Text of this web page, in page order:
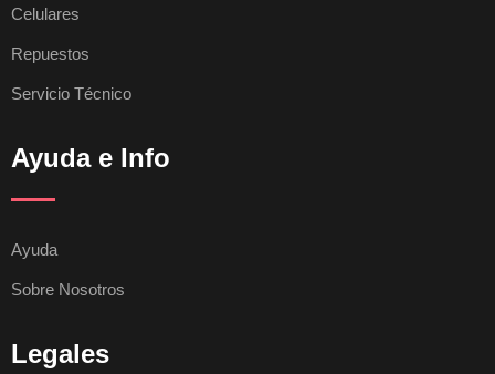
Celulares
Repuestos
Servicio Técnico
Ayuda e Info
Ayuda
Sobre Nosotros
Legales